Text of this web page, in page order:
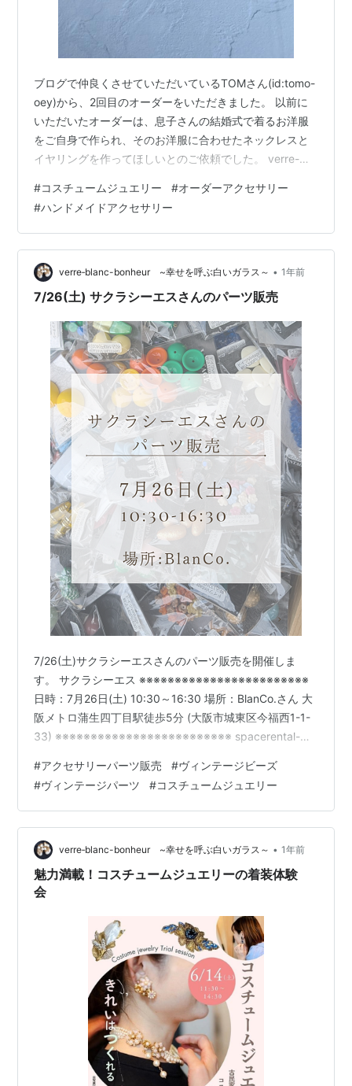
ブログで仲良くさせていただいているTOMさん(id:tomo-
oey)から、2回目のオーダーをいただきました。 以前に
いただいたオーダーは、息子さんの結婚式で着るお洋服
をご自身で作られ、そのお洋服に合わせたネックレスと
イヤリングを作ってほしいとのご依頼でした。 verre-
クレスとイヤリングはTOMさんからお嫁さんのもとへ。
オーダーをいただいた時から、ゆくゆくはお嫁さんに譲
りたいと伺っていて素敵だなと思っていたんですけど、
春くらいにお嫁さんにお譲りされたとご連絡をいただき
ました。 それと同時に、普段使いできるネック…
#コスチュームジュエリー #オーダーアクセサリー
#ハンドメイドアクセサリー
verre‐blanc-bonheur ~幸せを呼ぶ白いガラス～ • 1年前
7/26(土) サクラシーエスさんのパーツ販売
7/26(土)サクラシーエスさんのパーツ販売を開催しま
す。 サクラシーエス ※※※※※※※※※※※※※※※※※※※※※※※※
日時：7月26日(土) 10:30～16:30 場所：BlanCo.さん 大
阪メトロ蒲生四丁目駅徒歩5分 (大阪市城東区今福西1-1-
33) ※※※※※※※※※※※※※※※※※※※※※※※※※ spacerental-
bonheur.hatenablog.com サクラシーエスさんの店頭や
イベントなどで販売されている、お得なヴィンテージパ
ーツをお持ちします。 素材的には、真鍮、パール…
#アクセサリーパーツ販売 #ヴィンテージビーズ
#ヴィンテージパーツ #コスチュームジュエリー
verre‐blanc-bonheur ~幸せを呼ぶ白いガラス～ • 1年前
魅力満載！コスチュームジュエリーの着装体験
会